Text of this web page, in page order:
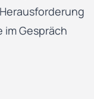
im Gespräch